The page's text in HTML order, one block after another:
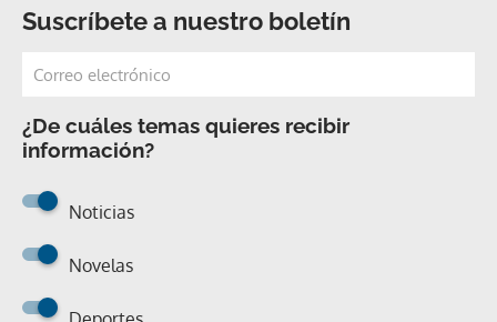
Suscríbete a nuestro boletín
¿De cuáles temas quieres recibir
información?
Noticias
Novelas